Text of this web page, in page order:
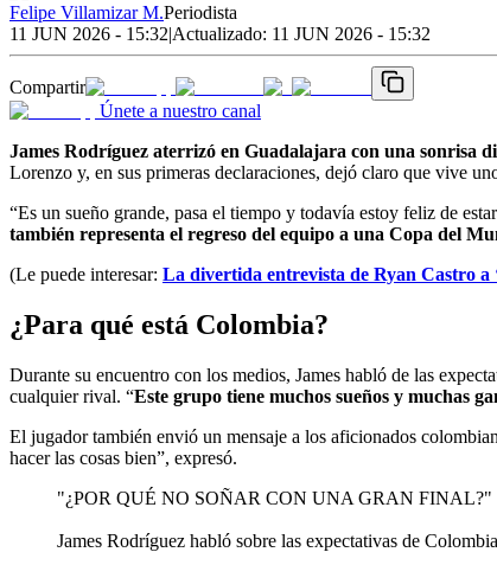
Felipe Villamizar M.Periodista
11 JUN 2026 - 15:32|Actualizado: 11 JUN 2026 - 15:32
Compartir
Únete a nuestro canal
James Rodríguez aterrizó en Guadalajara con una sonrisa
Lorenzo y, en sus primeras declaraciones, dejó claro que vive
“Es un sueño grande, pasa el tiempo y todavía estoy feliz de
también representa el regreso del equipo a una Copa del
(Le puede interesar: La divertida entrevista de Ryan Castro a
¿Para qué está Colombia?
Durante su encuentro con los medios, James habló de las
cualquier rival. “Este grupo tiene muchos sueños y muchas
El jugador también envió un mensaje a los aficionados
hacer las cosas bien”, expresó.
"¿POR QUÉ NO SOÑAR CON UNA GRAN FINAL?"
James Rodríguez habló sobre las expectativas de